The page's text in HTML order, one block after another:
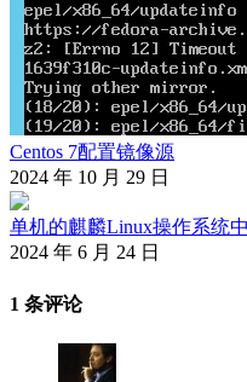
Centos 7配置镜像源
2024 年 10 月 29 日
单机的麒麟Linux操作系统
2024 年 6 月 24 日
1 条评论